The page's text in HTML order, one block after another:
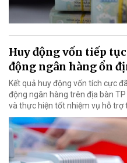
Huy động vốn tiếp
động ngân hàng ổn
Kết quả huy động vốn tích cực
động ngân hàng trên địa bàn
và thực hiện tốt nhiệm vụ hỗ trợ